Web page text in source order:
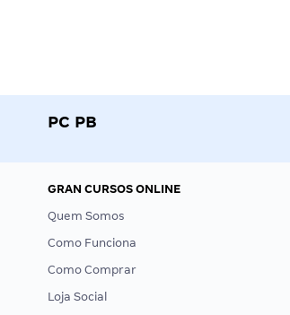
PC PB
GRAN CURSOS ONLINE
Quem Somos
Como Funciona
Como Comprar
Loja Social